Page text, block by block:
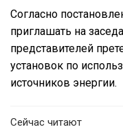
Согласно
приглашать на
представителей
установок по
источников энергии.
Сейчас читают